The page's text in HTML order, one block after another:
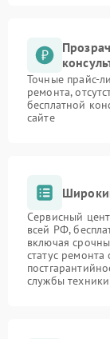
Точные прайс-
ремонта,
бесплатной
сайте
Сервисный
всей РФ,
включая
статус ремонта
службы техники